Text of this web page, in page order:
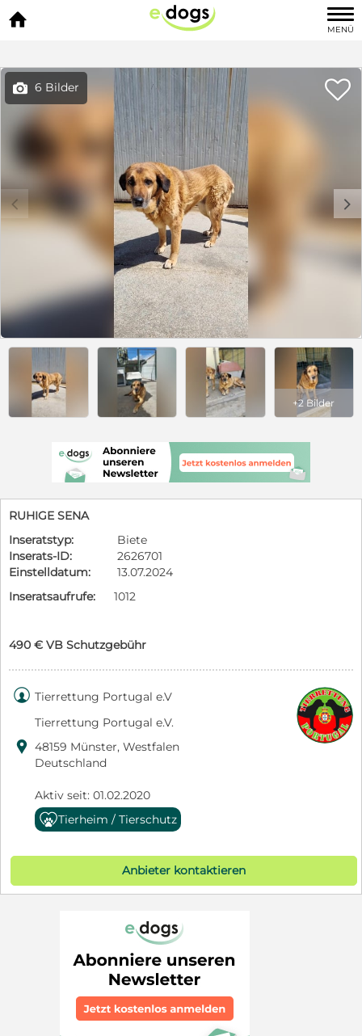

MENÜ
 6 Bilder 
c d
+2 Bilder
RUHIGE SENA
Inseratstyp:
Biete
Inserats-ID:
2626701
Einstelldatum:
13.07.2024
Inseratsaufrufe:
1012
490 € VB Schutzgebühr
 Tierrettung Portugal e.V
Tierrettung Portugal e.V.
 48159 Münster, Westfalen
Deutschland
Aktiv seit: 01.02.2020
Tierheim / Tierschutz
Anbieter kontaktieren